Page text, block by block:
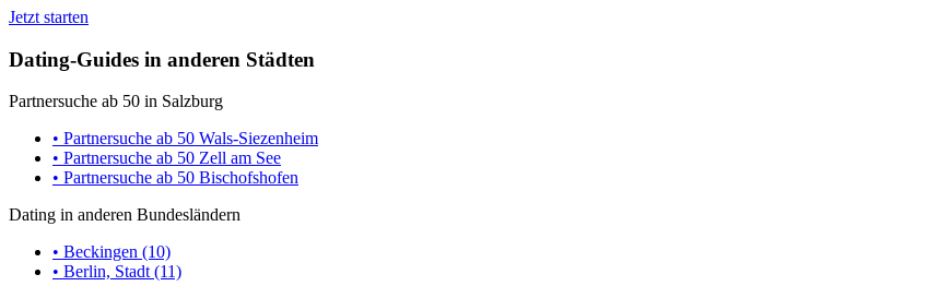
Jetzt starten
Dating-Guides in anderen Städten
Partnersuche ab 50 in Salzburg
• Partnersuche ab 50 Wals-Siezenheim
• Partnersuche ab 50 Zell am See
• Partnersuche ab 50 Bischofshofen
Dating in anderen Bundesländern
• Beckingen (10)
• Berlin, Stadt (11)